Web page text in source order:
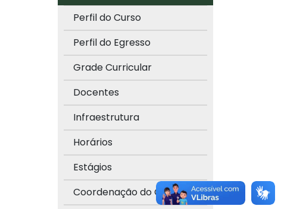
Perfil do Curso
Perfil do Egresso
Grade Curricular
Docentes
Infraestrutura
Horários
Estágios
Coordenação do Curso